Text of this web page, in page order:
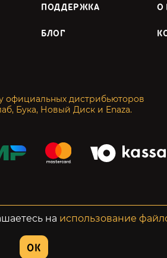
ПОДДЕРЖКА О
БЛОГ
официальных дистрибьюторов
Бука, Новый Диск и Enaza.
Возвраты
на использование
OK